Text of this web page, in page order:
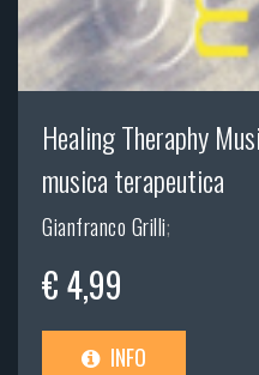
Healing Theraphy
musica terapeutica
Gianfranco Grilli;
€ 4,99
INFO